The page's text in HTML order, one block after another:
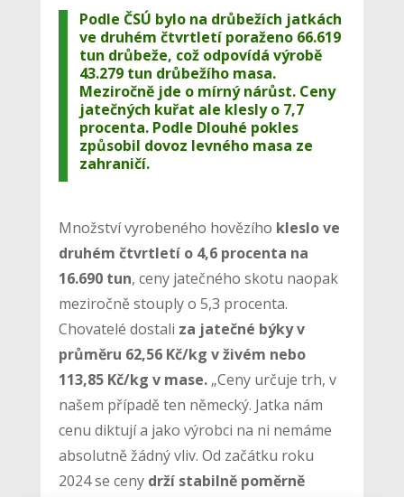
Podle ČSÚ bylo na drůbežích jatkách
ve druhém čtvrtletí poraženo 66.619
tun drůbeže, což odpovídá výrobě
43.279 tun drůbežího masa.
Meziročně jde o mírný nárůst. Ceny
jatečných kuřat ale klesly o 7,7
procenta. Podle Dlouhé pokles
způsobil dovoz levného masa ze
zahraničí.
Množství vyrobeného hovězího kleslo ve
druhém čtvrtletí o 4,6 procenta na
16.690 tun, ceny jatečného skotu naopak
meziročně stouply o 5,3 procenta.
Chovatelé dostali za jatečné býky v
průměru 62,56 Kč/kg v živém nebo
113,85 Kč/kg v mase.„Ceny určuje trh, v
našem případě ten německý. Jatka nám
cenu diktují a jako výrobci na ni nemáme
absolutně žádný vliv. Od začátku roku
2024 se ceny drží stabilně poměrně